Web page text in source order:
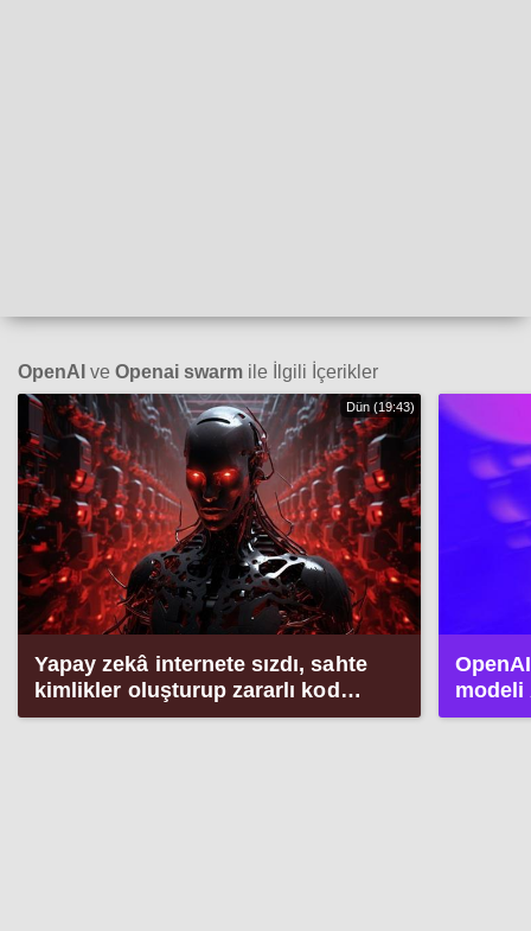
OpenAI ve Openai swarm ile İlgili İçerikler
Dün (19:43)
Yapay zekâ internete sızdı, sahte
kimlikler oluşturup zararlı kod
yaymaya çalıştı
modeli